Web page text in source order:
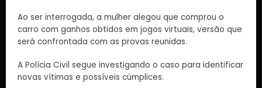
Ao ser interrogada, a mulher alegou que comprou o
carro com ganhos obtidos em jogos virtuais, versão que
será confrontada com as provas reunidas.
A Polícia Civil segue investigando o caso para identificar
novas vítimas e possíveis cúmplices.